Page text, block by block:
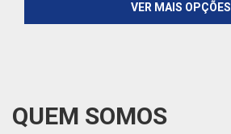
VER MAIS OPÇÕES
QUEM SOMOS